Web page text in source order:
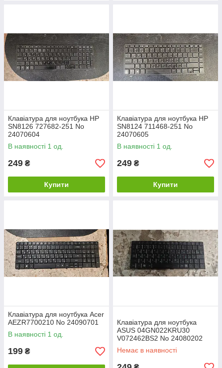
Клавіатура для ноутбука HP
SN8126 727682-251 No
24070604
В наявності 1 од.
249 ₴
Купити
Клавіатура для ноутбука HP
SN8124 711468-251 No
24070605
В наявності 1 од.
249 ₴
Купити
Клавіатура для ноутбука Acer
AEZR7700210 No 24090701
В наявності 1 од.
199 ₴
Клавіатура для ноутбука
ASUS 04GN022KRU30
V072462BS2 No 24080202
Немає в наявності